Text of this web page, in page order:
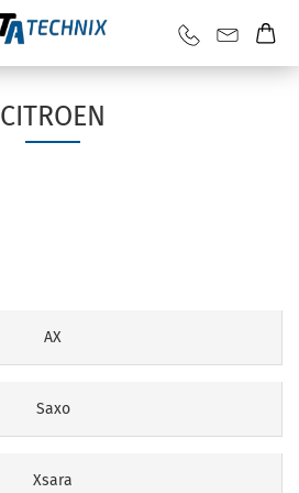
CITROEN
AX
Saxo
Xsara